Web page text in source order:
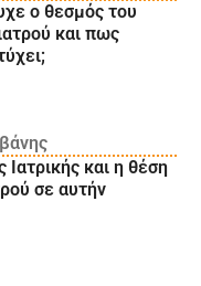
ο θεσμός του
και πως
Ιατρικής και η θέση
σε αυτήν